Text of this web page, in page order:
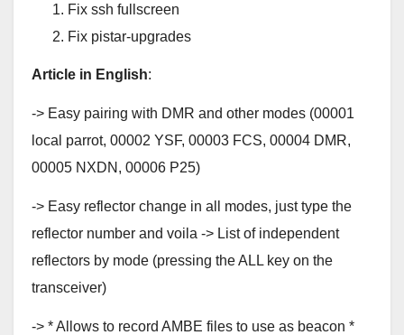
Fix ssh fullscreen
Fix pistar-upgrades
Article in English:
-> Easy pairing with DMR and other modes (00001
local parrot, 00002 YSF, 00003 FCS, 00004 DMR,
00005 NXDN, 00006 P25)
-> Easy reflector change in all modes, just type the
reflector number and voila -> List of independent
reflectors by mode (pressing the ALL key on the
transceiver)
-> * Allows to record AMBE files to use as beacon *